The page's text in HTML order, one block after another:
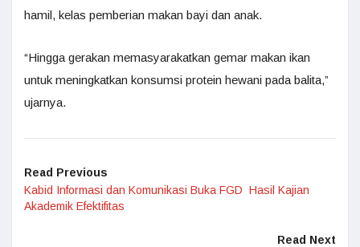
hamil, kelas pemberian makan bayi dan anak.
“Hingga gerakan memasyarakatkan gemar makan ikan
untuk meningkatkan konsumsi protein hewani pada balita,”
ujarnya.
Read Previous
Kabid Informasi dan Komunikasi Buka FGD Hasil Kajian
Akademik Efektifitas
Read Next